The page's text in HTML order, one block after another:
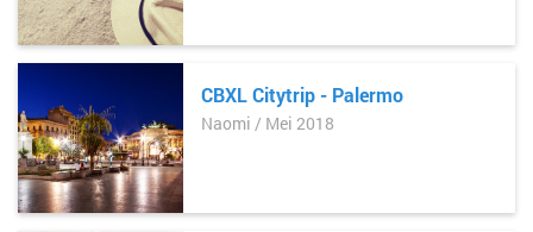
CBXL Citytrip - Palermo
Naomi / Mei 2018